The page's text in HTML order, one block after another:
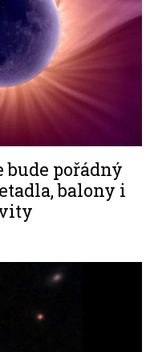
pořádný
balony i